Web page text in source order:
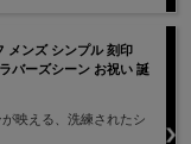
メンズ シンプル 刻印
バーズシーン お祝い 誕
映える、洗練されたシ